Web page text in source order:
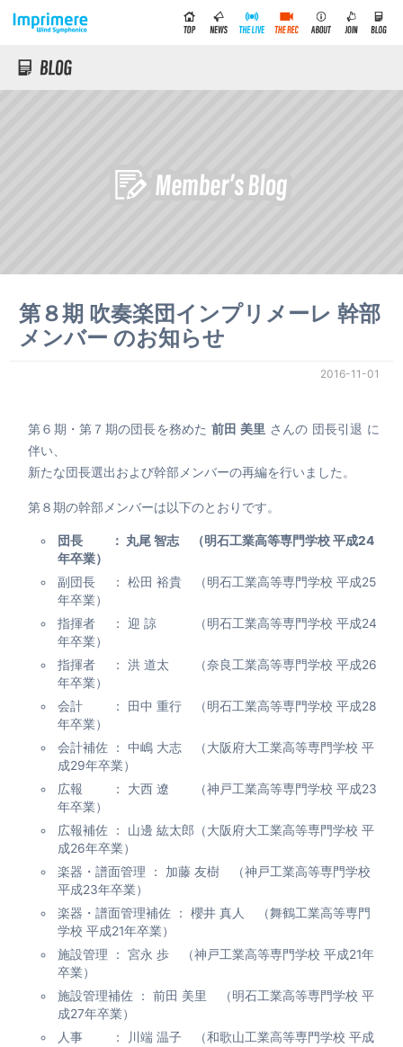
第８期 吹奏楽団インプリメーレ 幹部
メンバー のお知らせ
2016-11-01
第６期・第７期の団長を務めた 前田 美里 さんの 団長引退 に
伴い、
新たな団長選出および幹部メンバーの再編を行いました。
第８期の幹部メンバーは以下のとおりです。
団長 ： 丸尾 智志 （明石工業高等専門学校 平成24
年卒業）
副団長 ： 松田 裕貴 （明石工業高等専門学校 平成25
年卒業）
指揮者 ： 迎 諒 （明石工業高等専門学校 平成24
年卒業）
指揮者 ： 洪 道太 （奈良工業高等専門学校 平成26
年卒業）
会計 ： 田中 重行 （明石工業高等専門学校 平成28
年卒業）
会計補佐 ： 中嶋 大志 （大阪府大工業高等専門学校 平
成29年卒業）
広報 ： 大西 遼 （神戸工業高等専門学校 平成23
年卒業）
広報補佐 ： 山邊 紘太郎（大阪府大工業高等専門学校 平
成26年卒業）
楽器・譜面管理 ： 加藤 友樹 （神戸工業高等専門学校
平成23年卒業）
楽器・譜面管理補佐 ： 櫻井 真人 （舞鶴工業高等専門
学校 平成21年卒業）
施設管理 ： 宮永 歩 （神戸工業高等専門学校 平成21年
卒業）
施設管理補佐 ： 前田 美里 （明石工業高等専門学校 平
成27年卒業）
人事 ： 川端 温子 （和歌山工業高等専門学校 平成